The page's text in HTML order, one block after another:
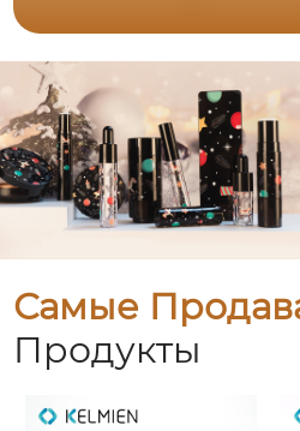
Самые
Продукты